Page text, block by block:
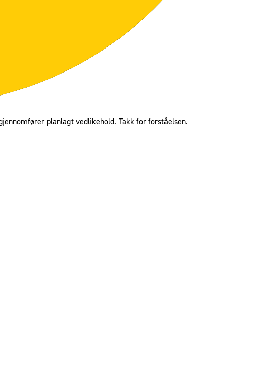
planlagt vedlikehold. Takk for forståelsen.